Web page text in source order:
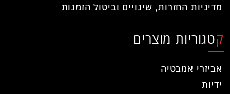
מדיניות החזרות, שינויים וביטול הזמנות
קטגוריות מוצרים
אביזרי אמבטיה
ידיות